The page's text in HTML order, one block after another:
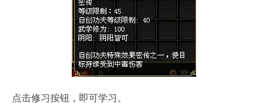
点击修习按钮，即可学习。